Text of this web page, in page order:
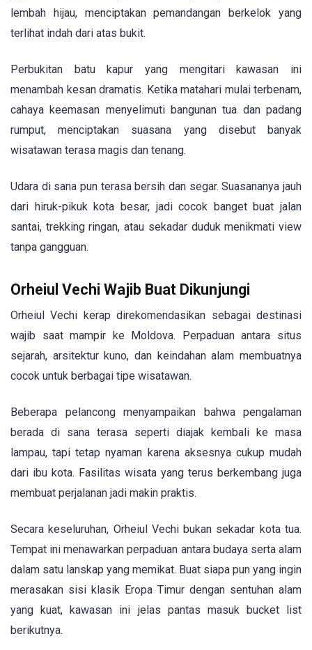
lembah hijau, menciptakan pemandangan berkelok yang
terlihat indah dari atas bukit.
Perbukitan batu kapur yang mengitari kawasan ini
menambah kesan dramatis. Ketika matahari mulai terbenam,
cahaya keemasan menyelimuti bangunan tua dan padang
rumput, menciptakan suasana yang disebut banyak
wisatawan terasa magis dan tenang.
Udara di sana pun terasa bersih dan segar. Suasananya jauh
dari hiruk-pikuk kota besar, jadi cocok banget buat jalan
santai, trekking ringan, atau sekadar duduk menikmati view
tanpa gangguan.
Orheiul Vechi Wajib Buat Dikunjungi
Orheiul Vechi kerap direkomendasikan sebagai destinasi
wajib saat mampir ke Moldova. Perpaduan antara situs
sejarah, arsitektur kuno, dan keindahan alam membuatnya
cocok untuk berbagai tipe wisatawan.
Beberapa pelancong menyampaikan bahwa pengalaman
berada di sana terasa seperti diajak kembali ke masa
lampau, tapi tetap nyaman karena aksesnya cukup mudah
dari ibu kota. Fasilitas wisata yang terus berkembang juga
membuat perjalanan jadi makin praktis.
Secara keseluruhan, Orheiul Vechi bukan sekadar kota tua.
Tempat ini menawarkan perpaduan antara budaya serta alam
dalam satu lanskap yang memikat. Buat siapa pun yang ingin
merasakan sisi klasik Eropa Timur dengan sentuhan alam
yang kuat, kawasan ini jelas pantas masuk bucket list
berikutnya.